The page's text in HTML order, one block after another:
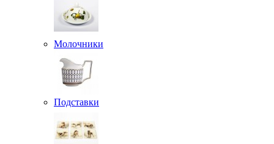
Молочники
Подставки